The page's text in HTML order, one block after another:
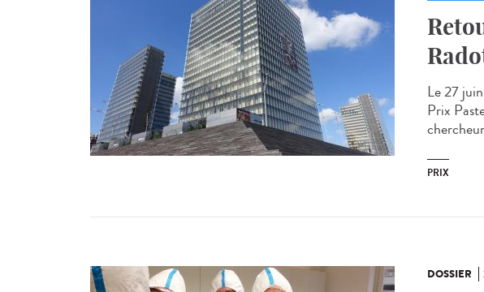
Le 27
Prix
PRIX
DOSSIER